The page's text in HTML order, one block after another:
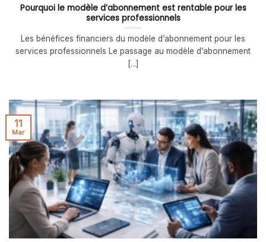
Pourquoi le modèle d’abonnement est rentable pour les
services professionnels
Les bénéfices financiers du modèle d’abonnement pour les
services professionnels Le passage au modèle d’abonnement
[...]
11
Mar